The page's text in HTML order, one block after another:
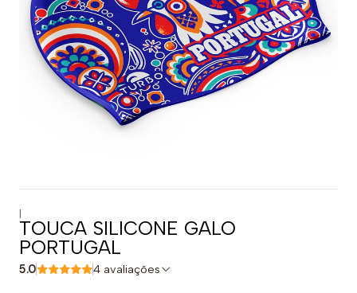
|
TOUCA SILICONE GALO
PORTUGAL
5.0 4 avaliações